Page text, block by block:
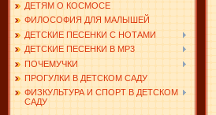
ДЕТЯМ О КОСМОСЕ
ФИЛОСОФИЯ ДЛЯ МАЛЫШЕЙ
ДЕТСКИЕ ПЕСЕНКИ С НОТАМИ
ДЕТСКИЕ ПЕСЕНКИ В MP3
ПОЧЕМУЧКИ
ПРОГУЛКИ В ДЕТСКОМ САДУ
ФИЗКУЛЬТУРА И СПОРТ В ДЕТСКОМ
САДУ